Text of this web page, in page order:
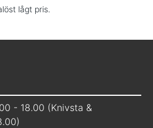
lågt pris.
- 18.00 (Knivsta &